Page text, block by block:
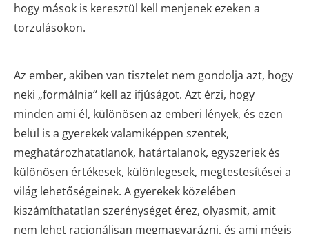
hogy mások is keresztül kell menjenek ezeken a
torzulásokon.
Az ember, akiben van tisztelet nem gondolja azt, hogy
neki „formálnia“ kell az ifjúságot. Azt érzi, hogy
minden ami él, különösen az emberi lények, és ezen
belül is a gyerekek valamiképpen szentek,
meghatározhatatlanok, határtalanok, egyszeriek és
különösen értékesek, különlegesek, megtestesítései a
világ lehetőségeinek. A gyerekek közelében
kiszámíthatatlan szerénységet érez, olyasmit, amit
nem lehet racionálisan megmagyarázni, és ami mégis